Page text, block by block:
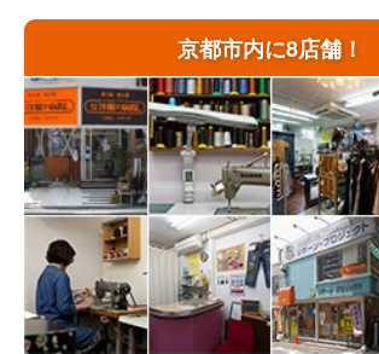
京都市内に8店舗！